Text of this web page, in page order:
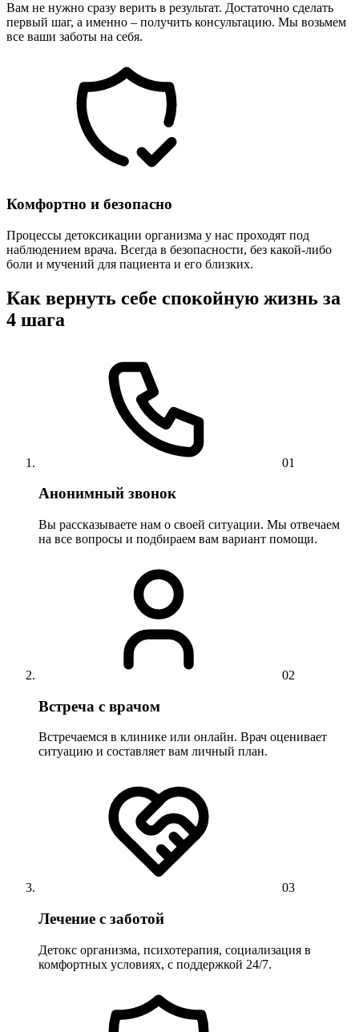
Вам не нужно сразу верить в результат. Достаточно сделать
первый шаг, а именно – получить консультацию. Мы возьмем
все ваши заботы на себя.
Комфортно и безопасно
Процессы детоксикации организма у нас проходят под
наблюдением врача. Всегда в безопасности, без какой-либо
боли и мучений для пациента и его близких.
Как вернуть себе спокойную жизнь за
4 шага
01
Анонимный звонок
Вы рассказываете нам о своей ситуации. Мы отвечаем
на все вопросы и подбираем вам вариант помощи.
02
Встреча с врачом
Встречаемся в клинике или онлайн. Врач оценивает
ситуацию и составляет вам личный план.
03
Лечение с заботой
Детокс организма, психотерапия, социализация в
комфортных условиях, с поддержкой 24/7.